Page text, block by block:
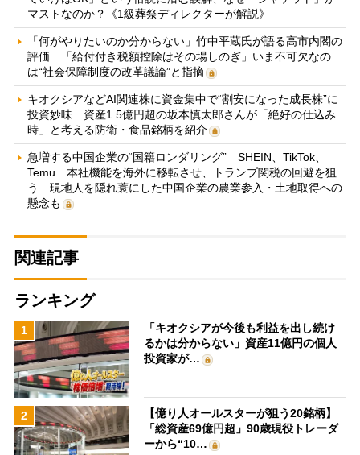
マストなのか？《1級葬祭ディレクターが解説》
「何がやりたいのか分からない」竹中平蔵氏が語る高市内閣の
評価 「給付付き税額控除はその場しのぎ」いま不可欠なの
は“社会保障制度の改革議論”と指摘
キオクシアなどAI関連株に資金集中で“割安になった成長株”に
投資妙味 資産1.5億円超の坂本慎太郎さんが「絶好の仕込み
時」と考える防衛・食品銘柄を紹介
急増する中国企業の“国籍ロンダリング” SHEIN、TikTok、
Temu…本社機能を海外に移転させ、トランプ関税の回避を狙
う 現地人を隠れ蓑にした中国企業の農業参入・土地取得への
懸念も
関連記事
ランキング
1
「キオクシアが今後も利益を出し続け
るかは分からない」資産11億円の個人
投資家が…
2
【億り人オールスターが狙う20銘柄】
「総資産69億円超」90歳現役トレーダ
ーから“10…